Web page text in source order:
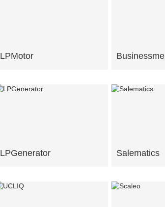
LPMotor
LPGenerator Salematics